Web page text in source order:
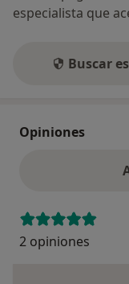
especialista que
Buscar
Opiniones
2 opiniones